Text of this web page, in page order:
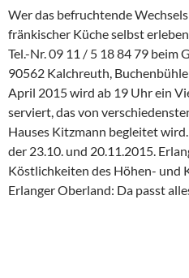
Wer das befruchtende
fränkischer Küche selbst
Tel.-Nr. 09 11 / 5 18 84 79 beim
90562 Kalchreuth,
April 2015 wird ab 19 Uhr ein
serviert, das von
Hauses Kitzmann begleitet
der 23.10. und 20.11.2015.
Köstlichkeiten des Höhen- und
Erlanger Oberland: Da passt